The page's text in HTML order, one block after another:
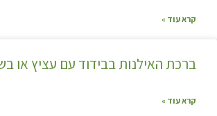
קרא עוד »
ברכת האילנות בבידוד עם עציץ או
קרא עוד »